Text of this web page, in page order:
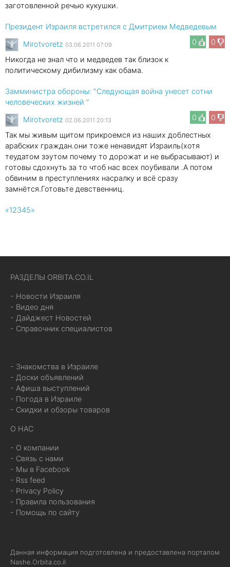
заготовленной речью кукушки.
Президент Израиля встретился с Дмитрием Медведевым
0
0
Mirotvoretz 03.06.2011 07:09
Никогда не знал что и медведев так близок к
политическому дибилизму как обама.
Замминистра обороны: "Следующая война унесет сотни
человеческих жизней "
0
0
Mirotvoretz 02.06.2011 20:13
Так мы живым щитом прикроемся из наших доблестных
арабских граждан.они тоже ненавидят Израиль(хотя
теудатом зэутом почему то дорожат и не выбрасывают) и
готовы сдохнуть за то чтоб нас всех поубивали .А потом
обвиним в преступлениях насралку и всё сразу
замнётся.Готовьте девственниц.
«12345»
РАЗДЕЛЫ ORBITA.CO.IL
- Новости Израиля
- Видео дня
- Дайджест Новостей
- Справочник специалистов
- Знакомства в Израиле
- Доски объявлений
- Афиша выступлений
- Погода в Израиле
- Скидки и обзоры товаров
О НАС
- О компании
- Связь с нами
- Мы в Facebook
- Rss feed
- Privacy Policy
- Правила пользования
- Помощь по сайту
Данная информация подготовлена и предоставлена порталом
Nashe.Orbita.co.il